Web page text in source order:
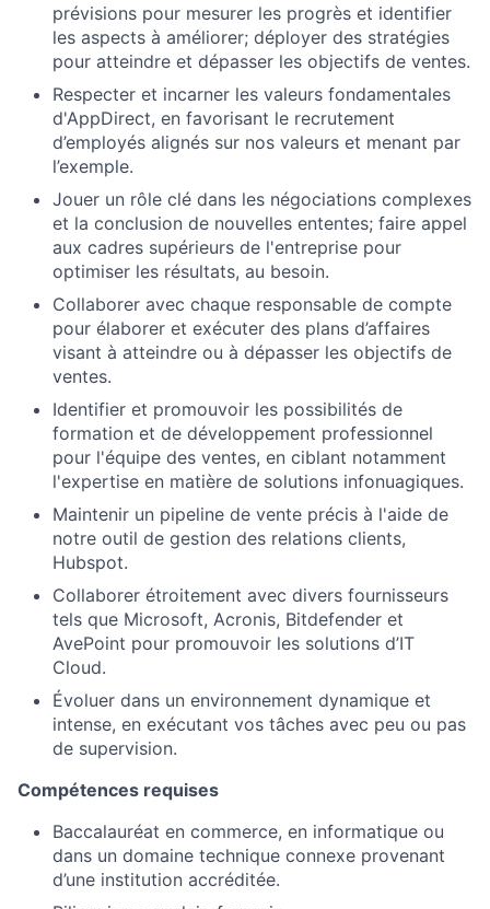
About
Team
Network
Blog
Careers
prévisions pour mesurer les progrès et identifier
les aspects à améliorer; déployer des stratégies
pour atteindre et dépasser les objectifs de ventes.
Respecter et incarner les valeurs fondamentales
d'AppDirect, en favorisant le recrutement
d’employés alignés sur nos valeurs et menant par
l’exemple.
Jouer un rôle clé dans les négociations complexes
et la conclusion de nouvelles ententes; faire appel
aux cadres supérieurs de l'entreprise pour
optimiser les résultats, au besoin.
Collaborer avec chaque responsable de compte
pour élaborer et exécuter des plans d’affaires
visant à atteindre ou à dépasser les objectifs de
ventes.
Identifier et promouvoir les possibilités de
formation et de développement professionnel
pour l'équipe des ventes, en ciblant notamment
l'expertise en matière de solutions infonuagiques.
Maintenir un pipeline de vente précis à l'aide de
notre outil de gestion des relations clients,
Hubspot.
Collaborer étroitement avec divers fournisseurs
tels que Microsoft, Acronis, Bitdefender et
AvePoint pour promouvoir les solutions d’IT
Cloud.
Évoluer dans un environnement dynamique et
intense, en exécutant vos tâches avec peu ou pas
de supervision.
Compétences requises
Baccalauréat en commerce, en informatique ou
dans un domaine technique connexe provenant
d’une institution accréditée.